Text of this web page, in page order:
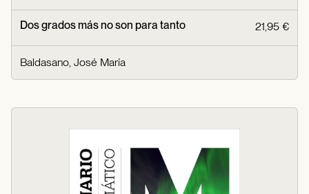
Dos grados más no son para tanto 21,95 €
Baldasano, José María